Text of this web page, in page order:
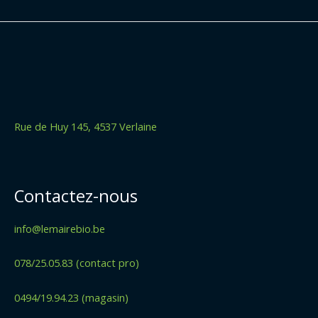
Rue de Huy 145, 4537 Verlaine
Contactez-nous
info@lemairebio.be
078/25.05.83 (contact pro)
0494/19.94.23 (magasin)